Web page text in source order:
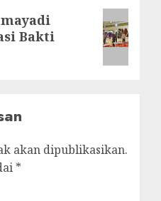
Bakti
akan dipublikasikan.
*